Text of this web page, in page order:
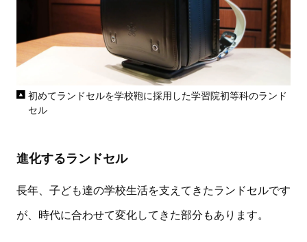
初めてランドセルを学校鞄に採用した学習院初等科のランド
セル
進化するランドセル
長年、子ども達の学校生活を支えてきたランドセルです
が、時代に合わせて変化してきた部分もあります。